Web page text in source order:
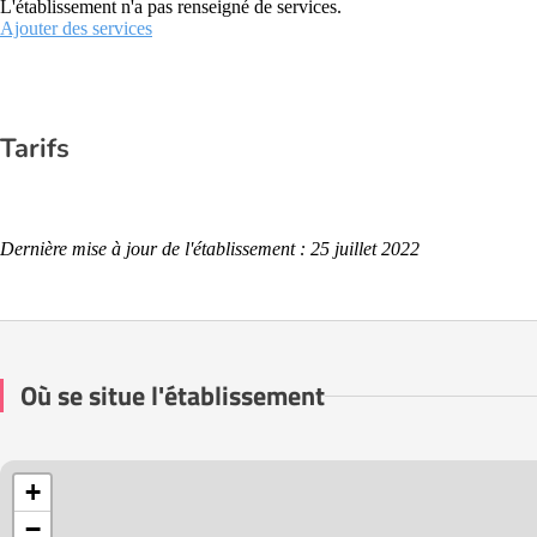
L'établissement n'a pas renseigné de services.
Ajouter des services
Tarifs
Dernière mise à jour de l'établissement : 25 juillet 2022
Où se situe l'établissement
+
−